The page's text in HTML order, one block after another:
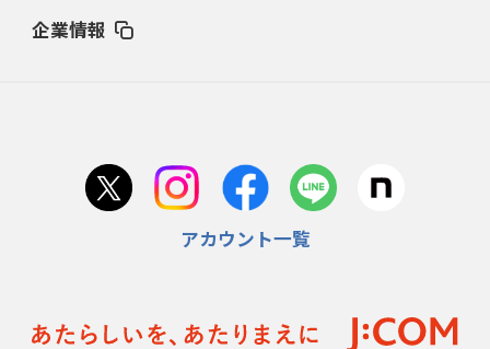
企業情報
アカウント一覧